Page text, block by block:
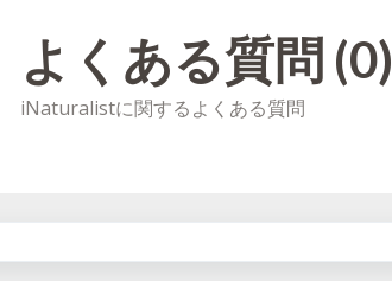
よくある質問 (0)
iNaturalistに関するよくある質問